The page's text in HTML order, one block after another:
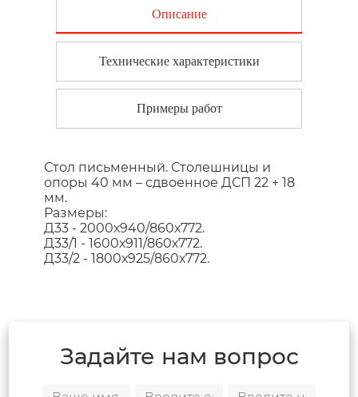
Описание
Технические характеристики
Примеры работ
Стол письменный. Столешницы и
опоры 40 мм – сдвоенное ДСП 22 + 18
мм.
Размеры:
Д33 - 2000х940/860х772.
Д33/1 - 1600х911/860х772.
Д33/2 - 1800х925/860х772.
Задайте нам вопрос